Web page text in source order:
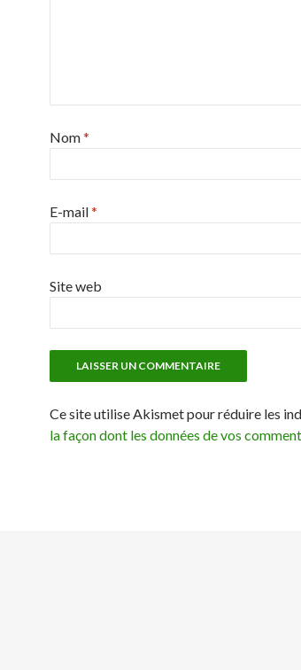
Nom*
E-mail*
Site web
Ce site utilise Akismet pour réduire les
la façon dont les données de vos